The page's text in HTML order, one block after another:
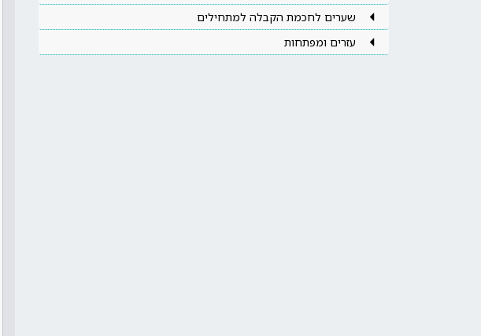
שערים לחכמת הקבלה למתחילים
עזרים ומפתחות